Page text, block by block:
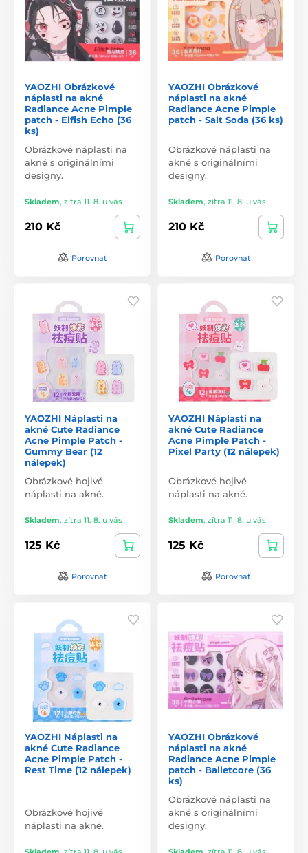
YAOZHI Obrázkové
náplasti na akné
Radiance Acne Pimple
patch - Elfish Echo (36
ks)
Obrázkové náplasti na
akné s originálními
designy.
Skladem, zítra 11. 8. u vás
210 Kč
Porovnat
YAOZHI Obrázkové
náplasti na akné
Radiance Acne Pimple
patch - Salt Soda (36 ks)
Obrázkové náplasti na
akné s originálními
designy.
Skladem, zítra 11. 8. u vás
210 Kč
Porovnat
YAOZHI Náplasti na
akné Cute Radiance
Acne Pimple Patch -
Gummy Bear (12
nálepek)
Obrázkové hojivé
náplasti na akné.
Skladem, zítra 11. 8. u vás
125 Kč
Porovnat
YAOZHI Náplasti na
akné Cute Radiance
Acne Pimple Patch -
Pixel Party (12 nálepek)
Obrázkové hojivé
náplasti na akné.
Skladem, zítra 11. 8. u vás
125 Kč
Porovnat
YAOZHI Náplasti na
akné Cute Radiance
Acne Pimple Patch -
Rest Time (12 nálepek)
Obrázkové hojivé
náplasti na akné.
YAOZHI Obrázkové
náplasti na akné
Radiance Acne Pimple
patch - Balletcore (36
ks)
Obrázkové náplasti na
akné s originálními
designy.